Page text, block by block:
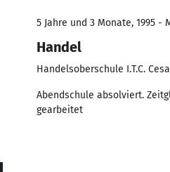
5 Jahre und 3 Monate, 1995 -
Handel
Handelsoberschule I.T.C.
Abendschule absolviert.
gearbeitet